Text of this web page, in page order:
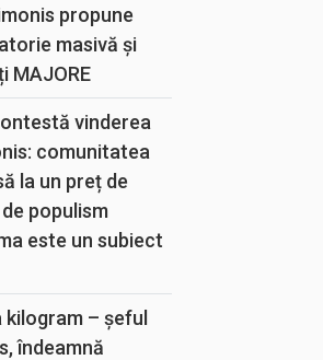
propune
masivă și
MAJORE
vinderea
comunitatea
la un preț de
populism
este un subiect
kilogram – șeful
îndeamnă